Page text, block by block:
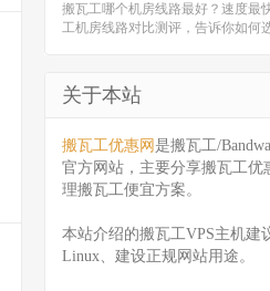
搬瓦工哪个机房线路最好？速度最
工机房线路对比测评，告诉你如何
关于本站
搬瓦工优惠网 是搬瓦工/
官方网站，主要分享搬瓦工优
理搬瓦工便宜方案。
本站介绍的搬瓦工VPS主机建
Linux、建设正规网站用途。